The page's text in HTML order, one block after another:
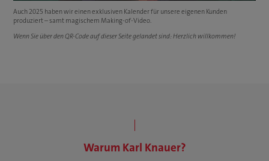
Auch 2025 haben wir einen exklusiven Kalender für unsere eigenen Kunden
produziert – samt magischem Making-of-Video.
Wenn Sie über den QR-Code auf dieser Seite gelandet sind: Herzlich willkommen!
Warum Karl Knauer?